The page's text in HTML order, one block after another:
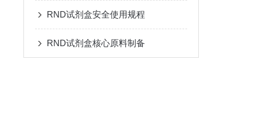
RND试剂盒安全使用规程
RND试剂盒核心原料制备